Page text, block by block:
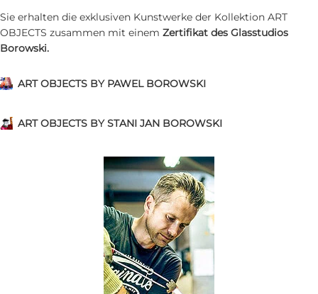
Sie erhalten die exklusiven Kunstwerke der Kollektion ART
OBJECTS zusammen mit einem Zertifikat des Glasstudios
Borowski.
ART OBJECTS BY PAWEL BOROWSKI
ART OBJECTS BY STANI JAN BOROWSKI